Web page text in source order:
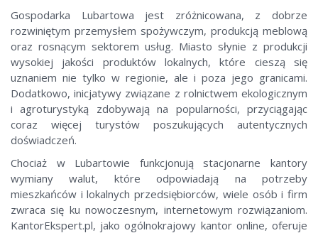
Gospodarka Lubartowa jest zróżnicowana, z dobrze
rozwiniętym przemysłem spożywczym, produkcją meblową
oraz rosnącym sektorem usług. Miasto słynie z produkcji
wysokiej jakości produktów lokalnych, które cieszą się
uznaniem nie tylko w regionie, ale i poza jego granicami.
Dodatkowo, inicjatywy związane z rolnictwem ekologicznym
i agroturystyką zdobywają na popularności, przyciągając
coraz więcej turystów poszukujących autentycznych
doświadczeń.
Chociaż w Lubartowie funkcjonują stacjonarne kantory
wymiany walut, które odpowiadają na potrzeby
mieszkańców i lokalnych przedsiębiorców, wiele osób i firm
zwraca się ku nowoczesnym, internetowym rozwiązaniom.
KantorEkspert.pl, jako ogólnokrajowy kantor online, oferuje